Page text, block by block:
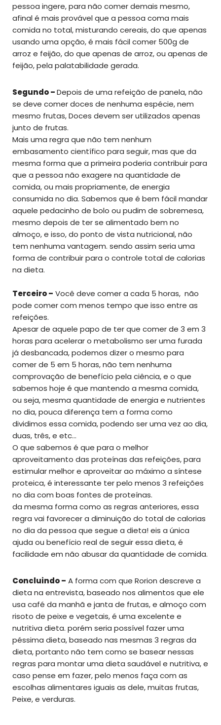
pessoa ingere, para não comer demais mesmo,
afinal é mais provável que a pessoa coma mais
comida no total, misturando cereais, do que apenas
usando uma opção, é mais fácil comer 500g de
arroz e feijão, do que apenas de arroz, ou apenas de
feijão, pela palatabilidade gerada.
Segundo –Depois de uma refeição de panela, não
se deve comer doces de nenhuma espécie, nem
mesmo frutas, Doces devem ser utilizados apenas
junto de frutas.
Mais uma regra que não tem nenhum
embasamento científico para seguir, mas que da
mesma forma que a primeira poderia contribuir para
que a pessoa não exagere na quantidade de
comida, ou mais propriamente, de energia
consumida no dia. Sabemos que é bem fácil mandar
aquele pedacinho de bolo ou pudim de sobremesa,
mesmo depois de ter se alimentado bem no
almoço, e isso, do ponto de vista nutricional, não
tem nenhuma vantagem. sendo assim seria uma
forma de contribuir para o controle total de calorias
na dieta.
Terceiro – Você deve comer a cada 5 horas, não
pode comer com menos tempo que isso entre as
refeições.
Apesar de aquele papo de ter que comer de 3 em 3
horas para acelerar o metabolismo ser uma furada
já desbancada, podemos dizer o mesmo para
comer de 5 em 5 horas, não tem nenhuma
comprovação de benefício pela ciência, e o que
sabemos hoje é que mantendo a mesma comida,
ou seja, mesma quantidade de energia e nutrientes
no dia, pouca diferença tem a forma como
dividimos essa comida, podendo ser uma vez ao dia,
duas, três, e etc…
O que sabemos é que para o melhor
aproveitamento das proteínas das refeições, para
estimular melhor e aproveitar ao máximo a síntese
proteica, é interessante ter pelo menos 3 refeições
no dia com boas fontes de proteínas.
da mesma forma como as regras anteriores, essa
regra vai favorecer a diminuição do total de calorias
no dia da pessoa que segue a dieta! eis a única
ajuda ou benefício real de seguir essa dieta, é
facilidade em não abusar da quantidade de comida.
Concluindo – A forma com que Rorion descreve a
dieta na entrevista, baseado nos alimentos que ele
usa café da manhã e janta de frutas, e almoço com
risoto de peixe e vegetais, é uma excelente e
nutritiva dieta. porém seria possível fazer uma
péssima dieta, baseado nas mesmas 3 regras da
dieta, portanto não tem como se basear nessas
regras para montar uma dieta saudável e nutritiva, e
caso pense em fazer, pelo menos faça com as
escolhas alimentares iguais as dele, muitas frutas,
Peixe, e verduras.